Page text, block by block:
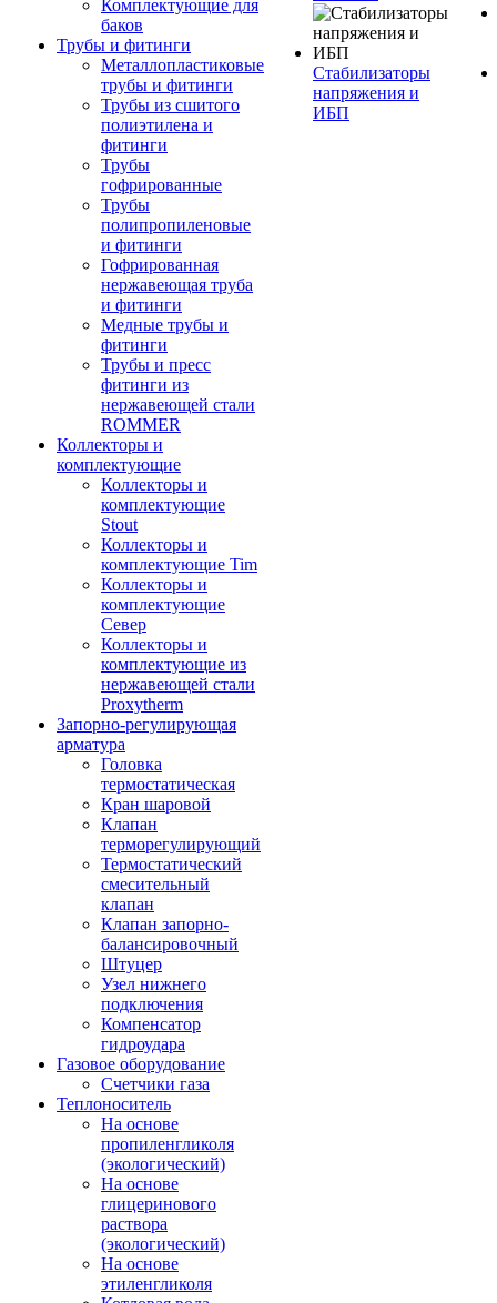
Комплектующие для
баков
Трубы и фитинги
Металлопластиковые
трубы и фитинги
Трубы из сшитого
полиэтилена и
фитинги
Трубы
гофрированные
Трубы
полипропиленовые
и фитинги
Гофрированная
нержавеющая труба
и фитинги
Медные трубы и
фитинги
Трубы и пресс
фитинги из
нержавеющей стали
ROMMER
Коллекторы и
комплектующие
Коллекторы и
комплектующие
Stout
Коллекторы и
комплектующие Tim
Коллекторы и
комплектующие
Север
Коллекторы и
комплектующие из
нержавеющей стали
Proxytherm
Запорно-регулирующая
арматура
Головка
термостатическая
Кран шаровой
Клапан
терморегулирующий
Термостатический
смесительный
клапан
Клапан запорно-
балансировочный
Штуцер
Узел нижнего
подключения
Компенсатор
гидроудара
Газовое оборудование
Счетчики газа
Теплоноситель
На основе
пропиленгликоля
(экологический)
На основе
глицеринового
раствора
(экологический)
На основе
этиленгликоля
Стабилизаторы
напряжения и
ИБП